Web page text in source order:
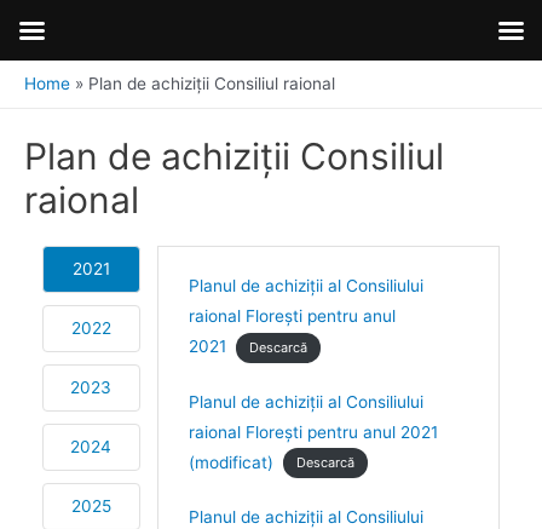
Home Plan de achiziții Consiliul raional
Plan de achiziții Consiliul
raional
2021
2022
2023
2024
2025
Planul de achiziții al Consiliului
raional Florești pentru anul
2021
Descarcă
Planul de achiziții al Consiliului
raional Florești pentru anul 2021
(modificat)
Descarcă
Planul de achiziții al Consiliului